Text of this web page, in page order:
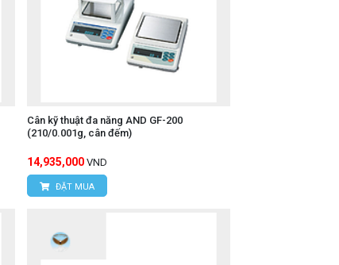
Cân kỹ thuật đa năng AND GF-200
(210/0.001g, cân đếm)
14,935,000 VND
ĐẶT MUA